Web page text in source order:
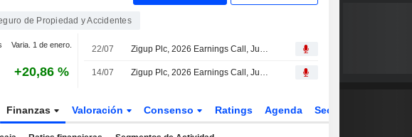
de Propiedad y Accidentes
Varia. 1 de enero.
+20,86 %
22/07 Zigup Plc, 2026 Earnings Call, Jul 08, 2026
14/07 Zigup Plc, 2026 Earnings Call, Jul 13, 2026
Finanzas Valoración Consenso Ratings Agenda Sector